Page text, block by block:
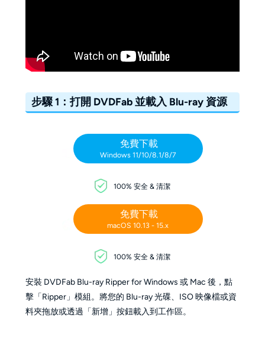
步驟 1：打開 DVDFab 並載入 Blu-ray 資源
免費下載
Windows 11/10/8.1/8/7
100% 安全 & 清潔
免費下載
macOS 10.13 - 15.x
100% 安全 & 清潔
安裝 DVDFab Blu-ray Ripper for Windows 或 Mac 後，點
擊「Ripper」模組。將您的 Blu-ray 光碟、ISO 映像檔或資
料夾拖放或透過「新增」按鈕載入到工作區。